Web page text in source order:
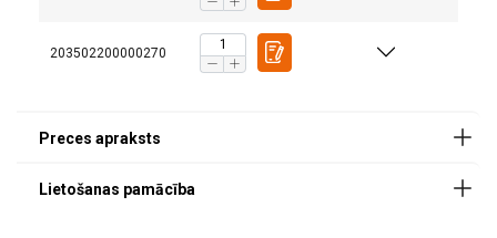
203502200000270
Elastīga: Lieliska elastība ar minimālo pagarinājumu
Precīza: